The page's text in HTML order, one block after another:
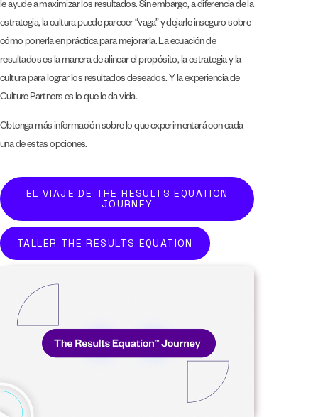
le ayude a maximizar los resultados. Sin embargo, a diferencia de la
estrategia, la cultura puede parecer “vaga” y dejarle inseguro sobre
cómo ponerla en práctica para mejorarla. La ecuación de
resultados es la manera de alinear el propósito, la estrategia y la
cultura para lograr los resultados deseados. Y la experiencia de
Culture Partners es lo que le da vida.
Obtenga más información sobre lo que experimentará con cada
una de estas opciones.
EL VIAJE DE THE RESULTS EQUATION
JOURNEY
TALLER THE RESULTS EQUATION